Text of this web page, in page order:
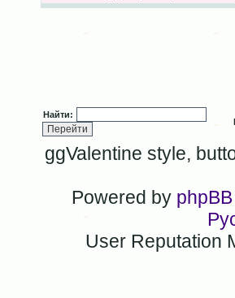
Найти:
ggValentine style,
Powered by phpBB
User Reputation